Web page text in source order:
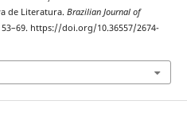
de Literatura. Brazilian Journal of
53–69. https://doi.org/10.36557/2674-